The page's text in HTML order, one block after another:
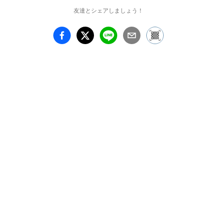
ンスタレーション作品と
アクリル絵の具の平面作
友達とシェアしましょう！